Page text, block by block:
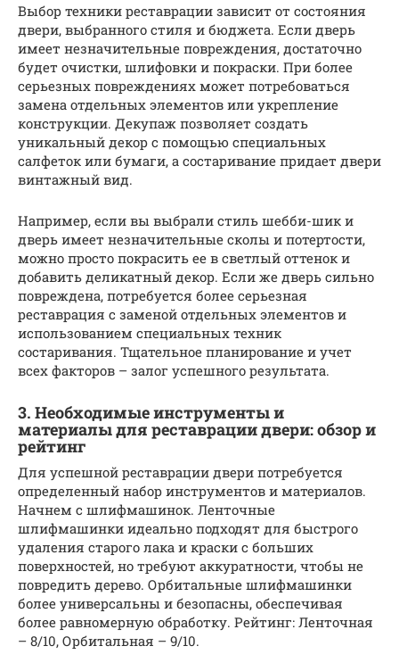
Выбор техники реставрации зависит от состояния
двери, выбранного стиля и бюджета. Если дверь
имеет незначительные повреждения, достаточно
будет очистки, шлифовки и покраски. При более
серьезных повреждениях может потребоваться
замена отдельных элементов или укрепление
конструкции. Декупаж позволяет создать
уникальный декор с помощью специальных
салфеток или бумаги, а состаривание придает двери
винтажный вид.
Например, если вы выбрали стиль шебби-шик и
дверь имеет незначительные сколы и потертости,
можно просто покрасить ее в светлый оттенок и
добавить деликатный декор. Если же дверь сильно
повреждена, потребуется более серьезная
реставрация с заменой отдельных элементов и
использованием специальных техник
состаривания. Тщательное планирование и учет
всех факторов – залог успешного результата.
3. Необходимые инструменты и
материалы для реставрации двери: обзор и
рейтинг
Для успешной реставрации двери потребуется
определенный набор инструментов и материалов.
Начнем с шлифмашинок. Ленточные
шлифмашинки идеально подходят для быстрого
удаления старого лака и краски с больших
поверхностей, но требуют аккуратности, чтобы не
повредить дерево. Орбитальные шлифмашинки
более универсальны и безопасны, обеспечивая
более равномерную обработку. Рейтинг: Ленточная
– 8/10, Орбитальная – 9/10.